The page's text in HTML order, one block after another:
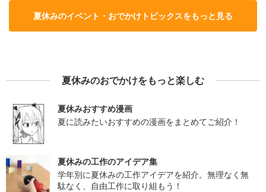
夏休みのイベント・おでかけトピックスをもっと見る
夏休みのおでかけをもっと楽しむ
夏休みおすすめ漫画
夏に読みたいおすすめの漫画をまとめてご紹介！
夏休みの工作のアイデア集
学年別に夏休みの工作アイデアを紹介。無理なく無
駄なく、自由工作に取り組もう！